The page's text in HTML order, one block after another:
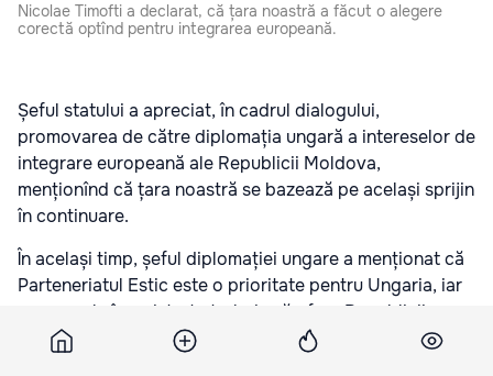
Nicolae Timofti a declarat, că țara noastră a făcut o alegere
corectă optînd pentru integrarea europeană.
Șeful statului a apreciat, în cadrul dialogului,
promovarea de către diplomația ungară a intereselor de
integrare europeană ale Republicii Moldova,
menționînd că țara noastră se bazează pe același sprijin
în continuare.
În același timp, șeful diplomației ungare a menționat că
Parteneriatul Estic este o prioritate pentru Ungaria, iar
progresele înregistrate trebuie să ofere Republicii
Moldova posibilitatea de integrare în UE, într-un timp